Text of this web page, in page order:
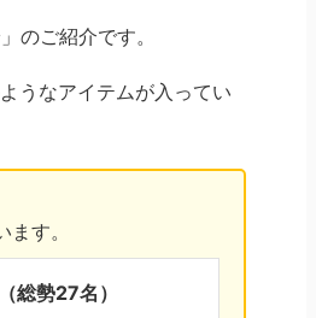
のご紹介です。
うなアイテムが入ってい
す。
総勢27名）